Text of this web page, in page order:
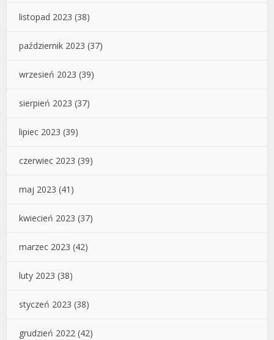
listopad 2023 (38)
październik 2023 (37)
wrzesień 2023 (39)
sierpień 2023 (37)
lipiec 2023 (39)
czerwiec 2023 (39)
maj 2023 (41)
kwiecień 2023 (37)
marzec 2023 (42)
luty 2023 (38)
styczeń 2023 (38)
grudzień 2022 (42)